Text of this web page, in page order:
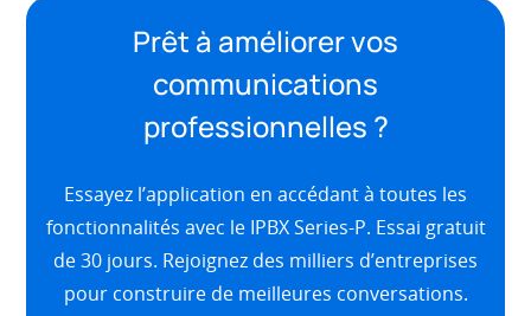
Prêt à améliorer vos
communications
professionnelles ?
Essayez l’application en accédant à toutes les
fonctionnalités avec le IPBX Series-P. Essai gratuit
de 30 jours. Rejoignez des milliers d’entreprises
pour construire de meilleures conversations.